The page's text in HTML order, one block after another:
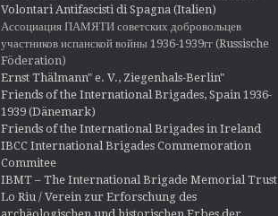
Volontari Antifascisti di Spagna (Italien)
Ассоциация ПАМЯТИ советских добровольцев
участников испанской войны 1936-1939гг (Russische
Föderation)
Ernst Thälmann" e. V., Ziegenhals-Berlin"
Friends of the International Brigades, Spain 1936-
1939 (Dänemark)
Friends of the International Brigades in Ireland
IBCC International Brigades Commemoration
Commitee
IBMT – The International Brigade Memorial Trust
Lo Riu / Verein zur Erforschung des